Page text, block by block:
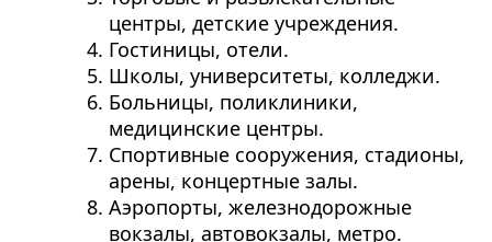
центры, детские учреждения.
Гостиницы, отели.
Школы, университеты, колледжи.
Больницы, поликлиники,
медицинские центры.
Спортивные сооружения, стадионы,
арены, концертные залы.
Аэропорты, железнодорожные
вокзалы, автовокзалы, метро.